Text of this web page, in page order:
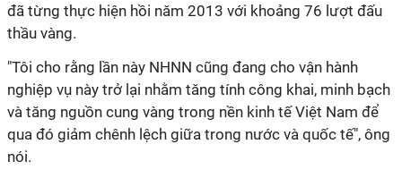
đã từng thực hiện hồi năm 2013 với khoảng 76 lượt đấu
thầu vàng.
"Tôi cho rằng lần này NHNN cũng đang cho vận hành
nghiệp vụ này trở lại nhằm tăng tính công khai, minh bạch
và tăng nguồn cung vàng trong nền kinh tế Việt Nam để
qua đó giảm chênh lệch giữa trong nước và quốc tế", ông
nói.